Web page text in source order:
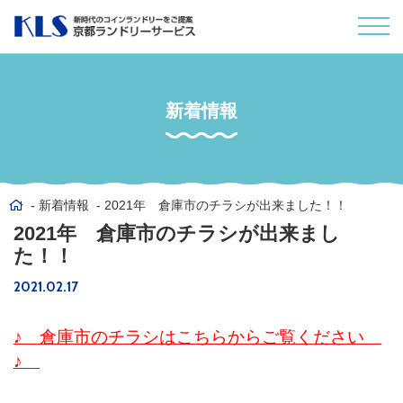
新着情報
新着情報 2021年 倉庫市のチラシが出来ました！！
2021年 倉庫市のチラシが出来まし
た！！
2021.02.17
♪ 倉庫市のチラシはこちらからご覧ください
♪